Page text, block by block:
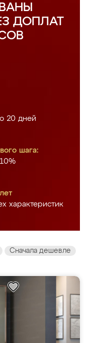
ДОПЛАТ
20 дней
шага:
характеристик
Сначала дешевле